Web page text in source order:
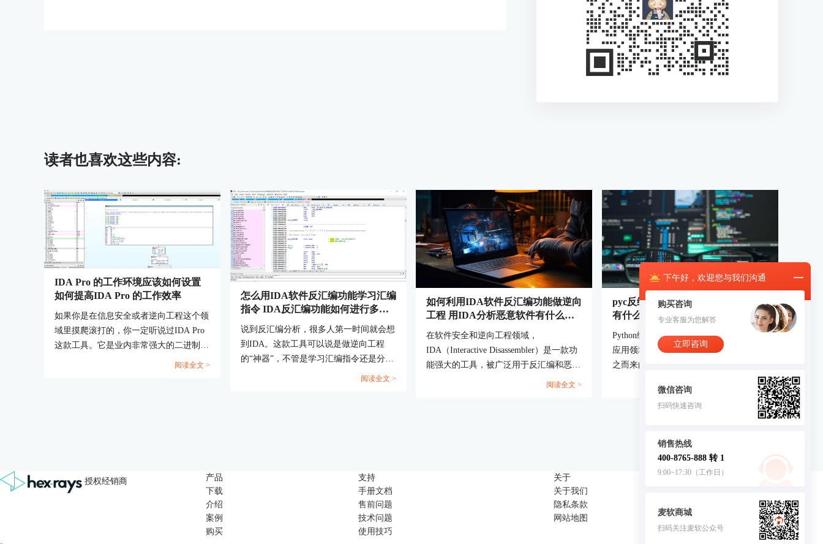
下午好， 欢迎您与我们沟通
购买咨询
专业客服为您解答
立即咨询
微信咨询
扫码快速咨询
销售热线
400-8765-888 转 1
9:00~17:30（工作日）
麦软商城
扫码关注麦软公众号
客服
读者也喜欢这些内容:
IDA Pro 的工作环境应该如何设置
如何提高IDA Pro 的工作效率
如果你是在信息安全或者逆向工程这个领
域里摸爬滚打的，你一定听说过IDA Pro
这款工具。它是业内非常强大的二进制分
析工具，可以帮助你分析和逆向工程各种
这款工具，事半功倍。...
阅读全文 >
怎么用IDA软件反汇编功能学习汇编
指令 IDA反汇编功能如何进行多平
台二进制分析
说到反汇编分析，很多人第一时间就会想
到IDA。这款工具可以说是做逆向工程
的“神器”，不管是学习汇编指令还是分析
二进制文件，都非常给力。如果你是个初
阅读全文 >
如何利用IDA软件反汇编功能做逆向
工程 用IDA分析恶意软件有什么优
在软件安全和逆向工程领域，
IDA（Interactive Disassembler）是一款功
能强大的工具，被广泛用于反汇编和恶意
软件分析。本文将详细探讨如何利用IDA
阅读全文 >
pyc反编译文件怎么做？pyc反编译
有什么工具？
Python编程语言以其高效的性能和广泛的
应用领域占据了软件开发的重要地位。随
之而来的`.pyc`文件作为Python代码编译
的产物，对于提高程序运行效率有着不可
忽视的作用。但在某些场合下，我们需要
将这些编译过的文件还原为源代码形式，
将深入探讨`.pyc`文件的反编译过程、介
绍有效的反编译工具，并指导如何通过
IDA快速掌握反编译技巧，以资助力开发
阅读全文 >
授权经销商
产品
下载
介绍
案例
购买
支持
手册文档
售前问题
技术问题
使用技巧
关于
关于我们
隐私条款
网站地图
联系我们